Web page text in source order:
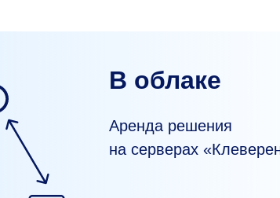
В облаке
Аренда решения
на серверах